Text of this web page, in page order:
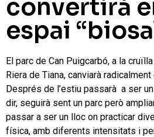
convertirà
espai
El parc de Can Puigcarbó, a la
Riera de Tiana, canviarà
Després de l’estiu passarà a ser
dir, seguirà sent un parc però
passar a ser un lloc on practicar
física, amb diferents intensitats i